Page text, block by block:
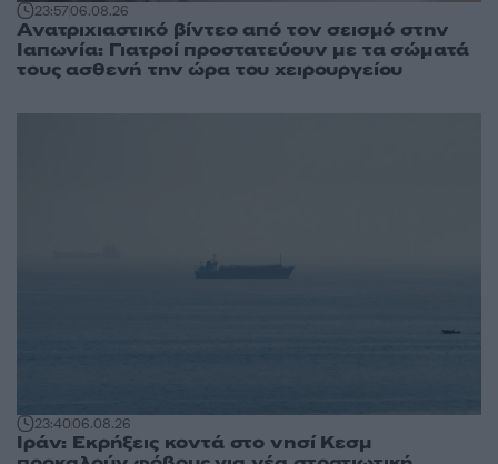
23:5706.08.26
Ανατριχιαστικό βίντεο από τον σεισμό στην
Ιαπωνία: Γιατροί προστατεύουν με τα σώματά
τους ασθενή την ώρα του χειρουργείου
23:4006.08.26
Ιράν: Εκρήξεις κοντά στο νησί Κεσμ